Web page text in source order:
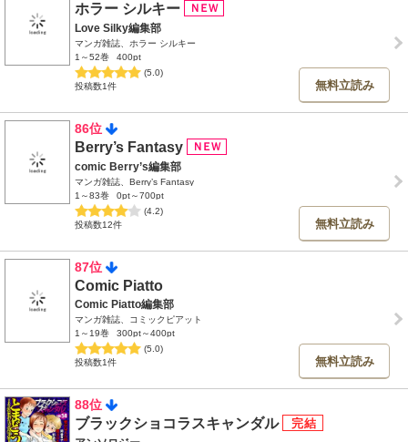
ホラー シルキー
Love Silky編集部
マンガ雑誌、ホラー シルキー
1～52巻
400pt
(5.0)
投稿数1件
無料立読み
86位
Berry’s Fantasy
comic Berry’s編集部
マンガ雑誌、Berry’s Fantasy
1～83巻
0pt～700pt
(4.2)
投稿数12件
無料立読み
87位
Comic Piatto
Comic Piatto編集部
マンガ雑誌、コミックピアット
1～19巻
300pt～400pt
(5.0)
投稿数1件
無料立読み
88位
ブラックショコラスキャンダル